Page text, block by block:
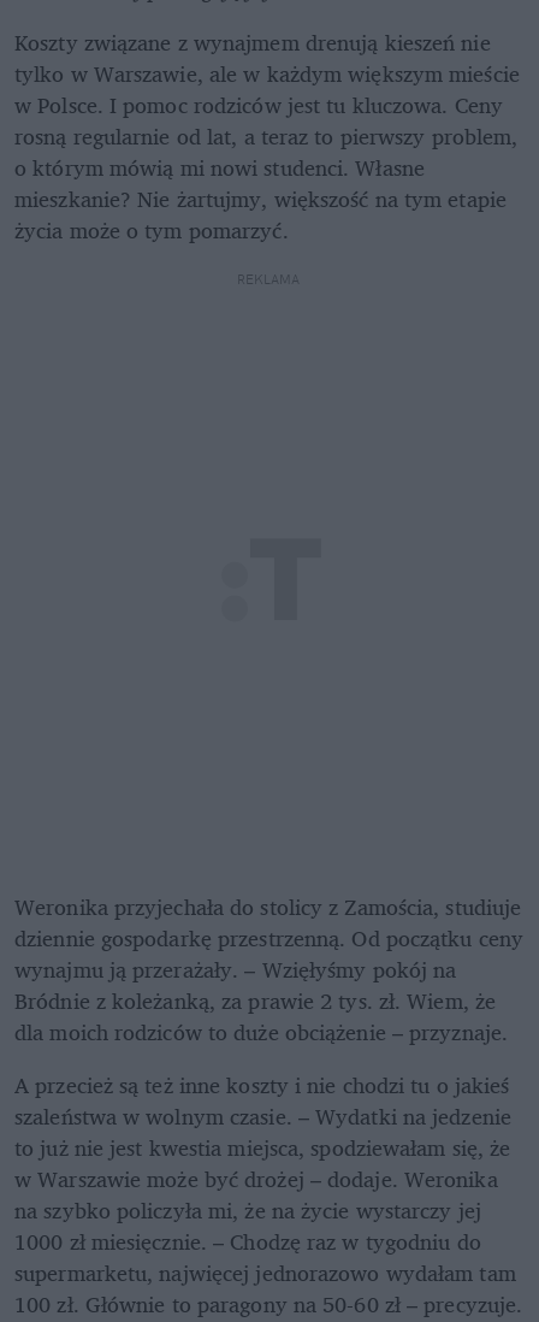
Koszty związane z wynajmem drenują kieszeń nie
tylko w Warszawie, ale w każdym większym mieście
w Polsce. I pomoc rodziców jest tu kluczowa. Ceny
rosną regularnie od lat, a teraz to pierwszy problem,
o którym mówią mi nowi studenci. Własne
mieszkanie? Nie żartujmy, większość na tym etapie
życia może o tym pomarzyć.
REKLAMA
Weronika przyjechała do stolicy z Zamościa, studiuje
dziennie gospodarkę przestrzenną. Od początku ceny
wynajmu ją przerażały. – Wzięłyśmy pokój na
Bródnie z koleżanką, za prawie 2 tys. zł. Wiem, że
dla moich rodziców to duże obciążenie – przyznaje.
A przecież są też inne koszty i nie chodzi tu o jakieś
szaleństwa w wolnym czasie. – Wydatki na jedzenie
to już nie jest kwestia miejsca, spodziewałam się, że
w Warszawie może być drożej – dodaje. Weronika
na szybko policzyła mi, że na życie wystarczy jej
1000 zł miesięcznie. – Chodzę raz w tygodniu do
supermarketu, najwięcej jednorazowo wydałam tam